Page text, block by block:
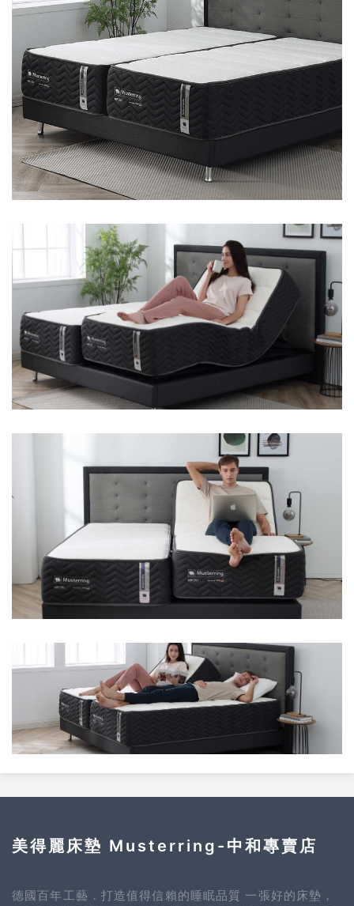
美得麗床墊 Musterring-中和專賣店
德國百年工藝．打造值得信賴的睡眠品質 一張好的床墊，